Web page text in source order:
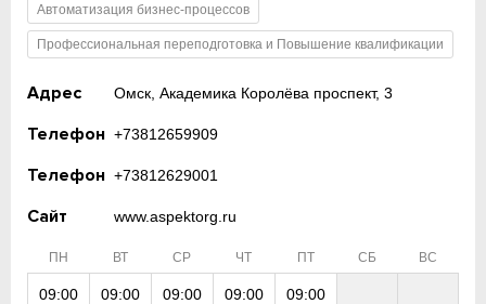
Автоматизация бизнес-процессов
Профессиональная переподготовка и Повышение квалификации
Адрес Омск, Академика Королёва проспект, 3
Телефон +73812659909
Телефон +73812629001
Сайт www.aspektorg.ru
ПН ВТ СР ЧТ ПТ СБ ВС
09:00 09:00 09:00 09:00 09:00